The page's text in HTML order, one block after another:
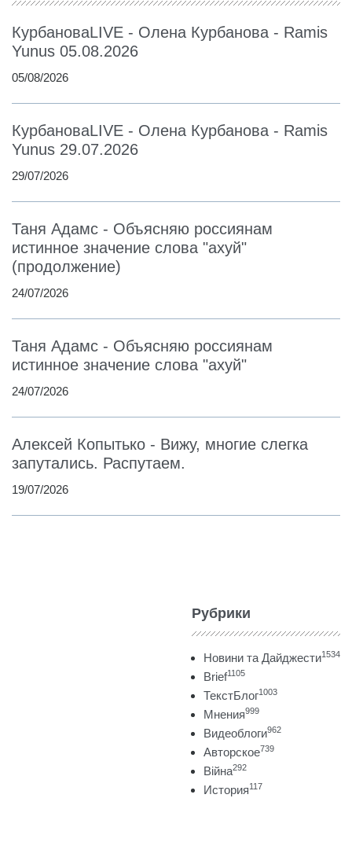
КурбановаLIVE - Олена Курбанова - Ramis
Yunus 05.08.2026
05/08/2026
КурбановаLIVE - Олена Курбанова - Ramis
Yunus 29.07.2026
29/07/2026
Таня Адамс - Объясняю россиянам
истинное значение слова "ахуй"
(продолжение)
24/07/2026
Таня Адамс - Объясняю россиянам
истинное значение слова "ахуй"
24/07/2026
Алексей Копытько - Вижу, многие слегка
запутались. Распутаем.
19/07/2026
Рубрики
Новини та Дайджести1534
Brief1105
ТекстБлог1003
Мнения999
Видеоблоги962
Авторское739
Війна292
История117